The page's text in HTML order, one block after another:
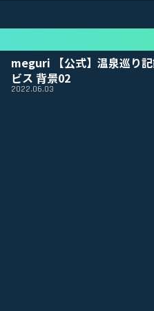
meguri 【公式】温泉巡り
ビス 背景02
2022.06.03